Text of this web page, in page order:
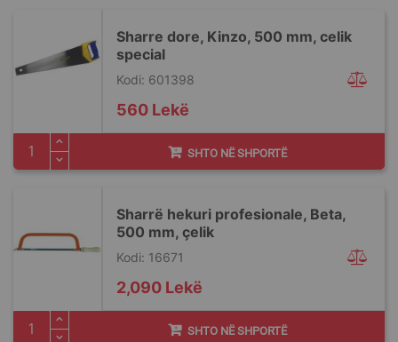
Sharre dore, Kinzo, 500 mm, celik
special
Kodi: 601398
560 Lekë
SHTO NË SHPORTË
Sharrë hekuri profesionale, Beta,
500 mm, çelik
Kodi: 16671
2,090 Lekë
SHTO NË SHPORTË